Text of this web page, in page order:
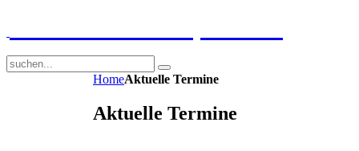
HomeAktuelle Termine
Aktuelle Termine